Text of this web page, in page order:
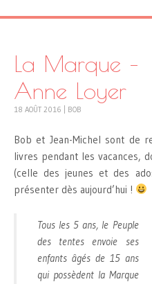
La Marque –
Anne Loyer
18 AOÛT 2016 BOB
Bob et Jean-Michel sont de
livres pendant les vacances,
(celle des jeunes et des
présenter dès aujourd’hui !
Tous les 5 ans, le Peuple
des tentes envoie ses
enfants âgés de 15 ans
qui possèdent la Marque